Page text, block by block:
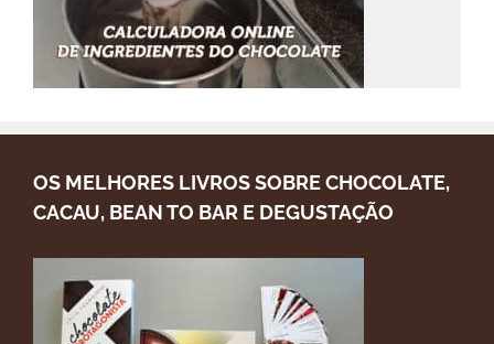
OS MELHORES LIVROS SOBRE CHOCOLATE,
CACAU, BEAN TO BAR E DEGUSTAÇÃO